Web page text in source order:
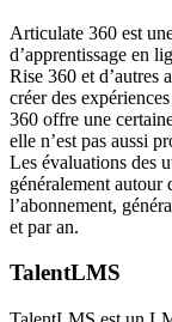
Articulate 360 est
d’apprentissage en
Rise 360 et d’autres
créer des
360 offre une
elle n’est pas aussi
Les évaluations des
généralement autour
l’abonnement,
et par an.
TalentLMS